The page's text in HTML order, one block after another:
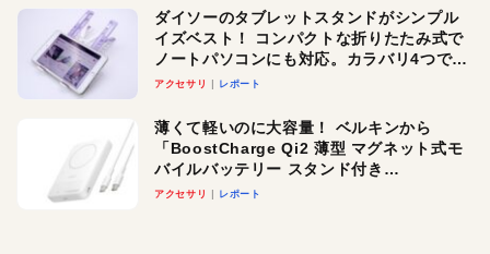
ダイソーのタブレットスタンドがシンプル
イズベスト！ コンパクトな折りたたみ式で
ノートパソコンにも対応。カラバリ4つで選
べる楽しさも
アクセサリ レポート
薄くて軽いのに大容量！ ベルキンから
「BoostCharge Qi2 薄型 マグネット式モ
バイルバッテリー スタンド付き
10,000mAh」が登場。3台同時充電対応で
アクセサリ レポート